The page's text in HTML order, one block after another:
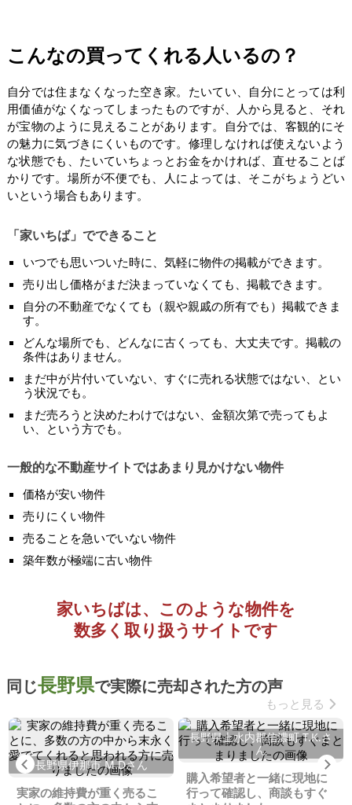
こんなの買ってくれる人いるの？
自分では住まなくなった空き家。たいてい、自分にとっては利
用価値がなくなってしまったものですが、人から見ると、それ
が宝物のように見えることがあります。自分では、客観的にそ
の魅力に気づきにくいものです。修理しなければ使えないよう
な状態でも、たいていちょっとお金をかければ、直せることば
かりです。場所が不便でも、人によっては、そこがちょうどい
いという場合もあります。
「家いちば」でできること
いつでも思いついた時に、気軽に物件の掲載ができます。
売り出し価格がまだ決まっていなくても、掲載できます。
自分の不動産でなくても（親や親戚の所有でも）掲載できま
す。
どんな場所でも、どんなに古くっても、大丈夫です。掲載の
条件はありません。
まだ中が片付いていない、すぐに売れる状態ではない、とい
う状況でも。
まだ売ろうと決めたわけではない、金額次第で売ってもよ
い、という方でも。
一般的な不動産サイトではあまり見かけない物件
価格が安い物件
売りにくい物件
売ることを急いでいない物件
築年数が極端に古い物件
家いちばは、このような物件を
数多く取り扱うサイトです
同じ長野県で実際に売却された方の声
もっと見る
Previous
長野県伊那市 M.Dさん
実家の維持費が重く売るこ
長野県上水内郡信濃町 T.K.さ
ん
購入希望者と一緒に現地に
行って確認し、商談もすぐ